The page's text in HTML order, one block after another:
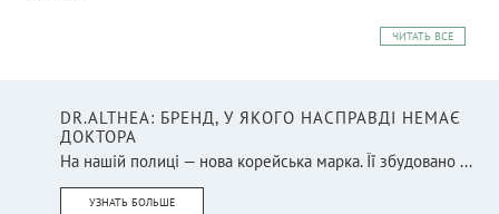
ЧИТАТЬ ВСЕ
DR.ALTHEA: БРЕНД, У ЯКОГО НАСПРАВДІ НЕМАЄ
ДОКТОРА
На нашій полиці — нова корейська марка. Її збудовано ...
УЗНАТЬ БОЛЬШЕ